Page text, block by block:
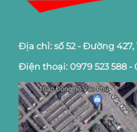
Địa chỉ: số 52 - Đường
Điện thoại: 0979 523 588 -